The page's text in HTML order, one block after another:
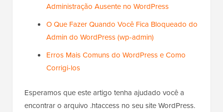
Administração Ausente no WordPress
O Que Fazer Quando Você Fica Bloqueado do
Admin do WordPress (wp-admin)
Erros Mais Comuns do WordPress e Como
Corrigi-los
Esperamos que este artigo tenha ajudado você a
encontrar o arquivo .htaccess no seu site WordPress.